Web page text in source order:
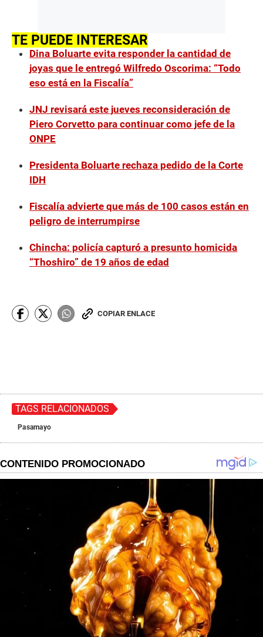
TE PUEDE INTERESAR
Dina Boluarte evita responder la cantidad de
joyas que le entregó Wilfredo Oscorima: “Todo
eso está en la Fiscalía”
JNJ revisará este jueves reconsideración de
Piero Corvetto para continuar como jefe de la
ONPE
Presidenta Boluarte rechaza pedido de la Corte
IDH
Fiscalía advierte que más de 100 casos están en
peligro de interrumpirse
Chincha: policía capturó a presunto homicida
“Thoshiro” de 19 años de edad
COPIAR ENLACE
TAGS RELACIONADOS
Pasamayo